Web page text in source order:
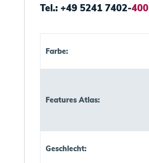
Tel.: +49 5241 7402-400
Farbe:
Features Atlas:
Geschlecht: